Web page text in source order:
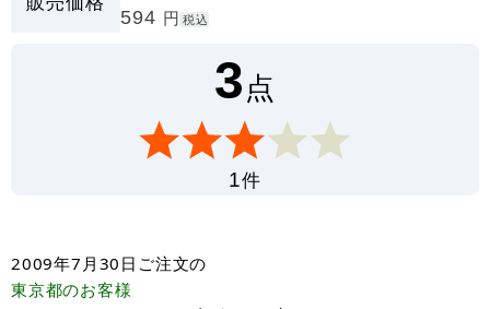
594 円 税込
3点
1件
2009年7月30日 ご注文の
東京都のお客様